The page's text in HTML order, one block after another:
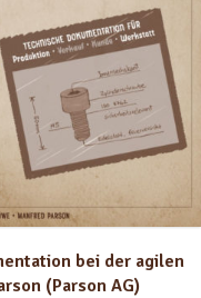
bei der agilen
(Parson AG)